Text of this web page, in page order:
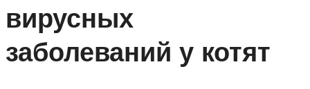
вирусных
заболеваний у котят